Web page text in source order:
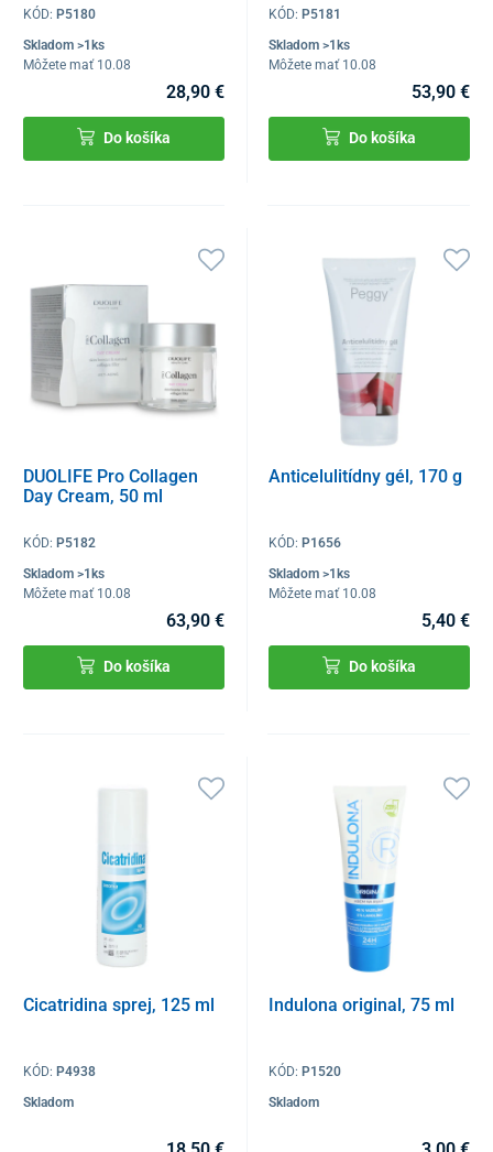
KÓD: P5180
Skladom >1ks
Môžete mať 10.08
28,90 €
Do košíka
KÓD:P5181
Skladom >1ks
Môžete mať 10.08
53,90 €
Do košíka
DUOLIFE Pro Collagen
Day Cream, 50 ml
KÓD: P5182
Skladom >1ks
Môžete mať 10.08
63,90 €
Do košíka
Anticelulitídny gél, 170 g
KÓD:P1656
Skladom >1ks
Môžete mať 10.08
5,40 €
Do košíka
Cicatridina sprej, 125 ml
KÓD: P4938
Skladom
Indulona original, 75 ml
KÓD:P1520
Skladom